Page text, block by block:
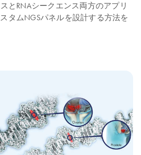
とRNAシークエンス両方のアプリ
タムNGSパネルを設計する方法を